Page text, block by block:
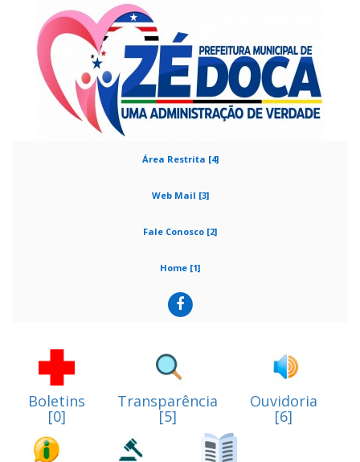
Área Restrita [4]
Web Mail [3]
Fale Conosco [2]
Home [1]
Boletins
[0]
Transparência
[5]
Ouvidoria
[6]